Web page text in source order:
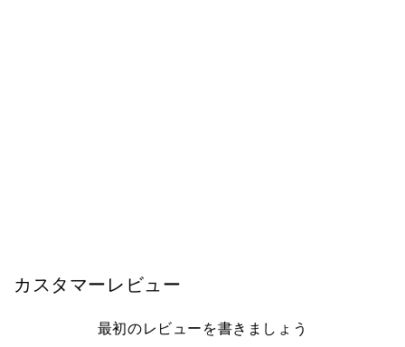
カスタマーレビュー
最初のレビューを書きましょう